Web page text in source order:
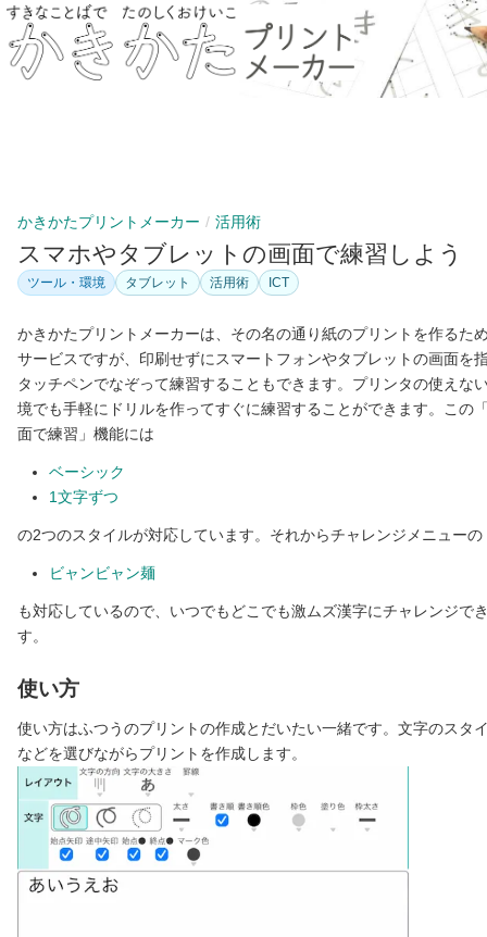
かきかたプリントメーカー 活用術
スマホやタブレットの画面で練習しよう
ツール・環境 タブレット 活用術 ICT
かきかたプリントメーカーは、その名の通り紙のプリントを作るた
サービスですが、印刷せずにスマートフォンやタブレットの画面を
タッチペンでなぞって練習することもできます。プリンタの使えな
境でも手軽にドリルを作ってすぐに練習することができます。この
面で練習」機能には
ベーシック
1文字ずつ
の2つのスタイルが対応しています。それからチャレンジメニューの
ビャンビャン麺
も対応しているので、いつでもどこでも激ムズ漢字にチャレンジで
す。
使い方
使い方はふつうのプリントの作成とだいたい一緒です。文字のスタ
などを選びながらプリントを作成します。